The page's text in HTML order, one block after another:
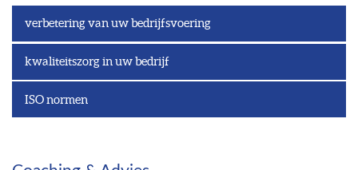
verbetering van uw bedrijfsvoering
kwaliteitszorg in uw bedrijf
ISO normen